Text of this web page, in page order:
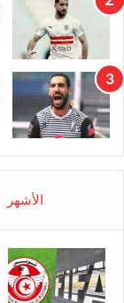
الأشهر